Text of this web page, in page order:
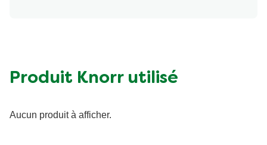
Produit Knorr utilisé
Aucun produit à afficher.